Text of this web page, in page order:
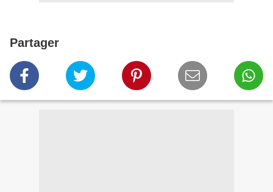
Partager